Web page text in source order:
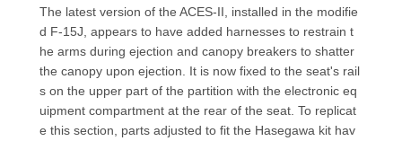
The latest version of the ACES-II, installed in the modifie
d F-15J, appears to have added harnesses to restrain t
he arms during ejection and canopy breakers to shatter
the canopy upon ejection. It is now fixed to the seat's rail
s on the upper part of the partition with the electronic eq
uipment compartment at the rear of the seat. To replicat
e this section, parts adjusted to fit the Hasegawa kit hav